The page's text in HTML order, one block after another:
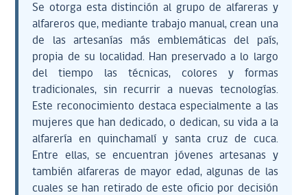
Se otorga esta distinción al grupo de alfareras y
alfareros que, mediante trabajo manual, crean una
de las artesanías más emblemáticas del país,
propia de su localidad. Han preservado a lo largo
del tiempo las técnicas, colores y formas
tradicionales, sin recurrir a nuevas tecnologías.
Este reconocimiento destaca especialmente a las
mujeres que han dedicado, o dedican, su vida a la
alfarería en quinchamalí y santa cruz de cuca.
Entre ellas, se encuentran jóvenes artesanas y
también alfareras de mayor edad, algunas de las
cuales se han retirado de este oficio por decisión